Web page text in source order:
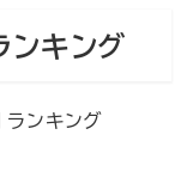
キング
ンキング